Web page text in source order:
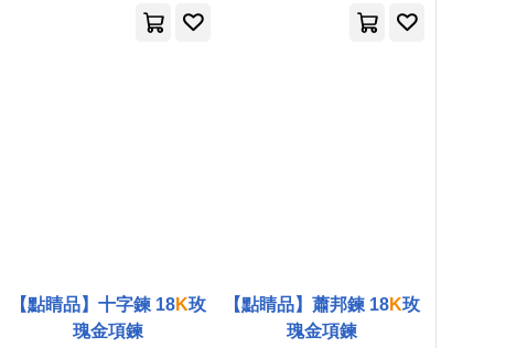
【點睛品】十字鍊 18K玫
瑰金項鍊
【點睛品】蕭邦鍊 18K玫
瑰金項鍊